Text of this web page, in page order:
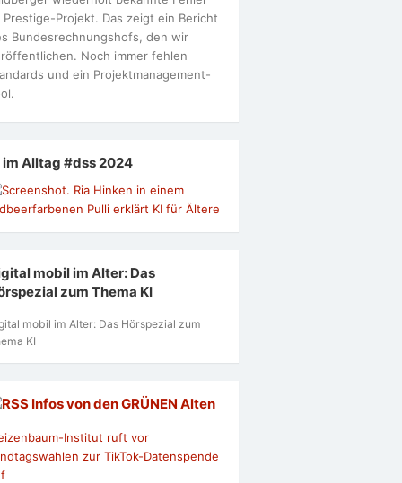
Prestige-Projekt. Das zeigt ein Bericht
Bundesrechnungshofs, den wir
Noch immer fehlen
und ein Projektmanagement-
im Alltag #dss 2024
mobil im Alter: Das
zum Thema KI
mobil im Alter: Das Hörspezial zum
KI
Infos von den GRÜNEN Alten
Institut ruft vor
zur TikTok-Datenspende